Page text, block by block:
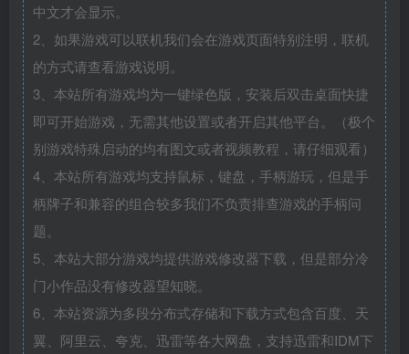
中文才会显示。
2、如果游戏可以联机我们会在游戏页面特别注明，联机
的方式请查看游戏说明。
3、本站所有游戏均为一键绿色版，安装后双击桌面快捷
即可开始游戏，无需其他设置或者开启其他平台。（极个
别游戏特殊启动的均有图文或者视频教程，请仔细观看）
4、本站所有游戏均支持鼠标，键盘，手柄游玩，但是手
柄牌子和兼容的组合较多我们不负责排查游戏的手柄问
题。
5、本站大部分游戏均提供游戏修改器下载，但是部分冷
门小作品没有修改器望知晓。
6、本站资源为多段分布式存储和下载方式包含百度、天
翼、阿里云、夸克、迅雷等各大网盘，支持迅雷和IDM下